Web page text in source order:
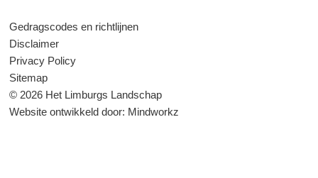
Gedragscodes en richtlijnen
Disclaimer
Privacy Policy
Sitemap
© 2026 Het Limburgs Landschap
Website ontwikkeld door: Mindworkz